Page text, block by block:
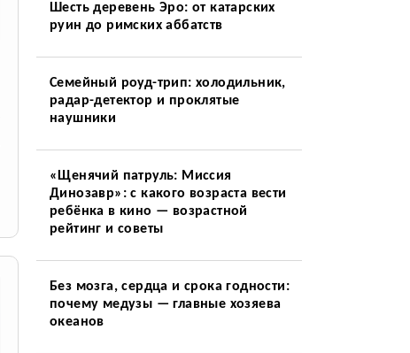
Шесть деревень Эро: от катарских
руин до римских аббатств
Семейный роуд-трип: холодильник,
радар-детектор и проклятые
наушники
«Щенячий патруль: Миссия
Динозавр»: с какого возраста вести
ребёнка в кино — возрастной
рейтинг и советы
Без мозга, сердца и срока годности:
почему медузы — главные хозяева
океанов